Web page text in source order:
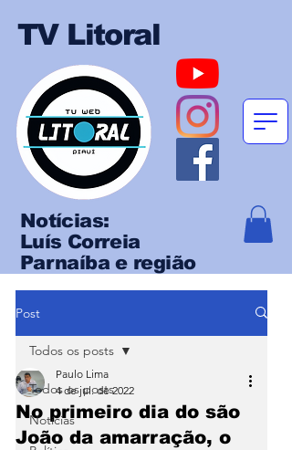
TV Litoral
Notícias:
Luís Correia
Parnaíba e região
Post
Todos os posts
Notícias
Todos os posts
No primeiro dia do são
João da amarração, o
Paulo Lima
4 de jul. de 2022